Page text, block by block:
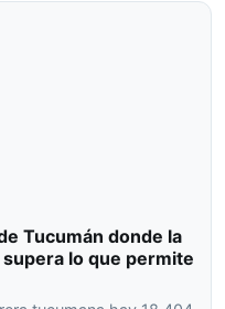
Tucumán donde la
lo que permite